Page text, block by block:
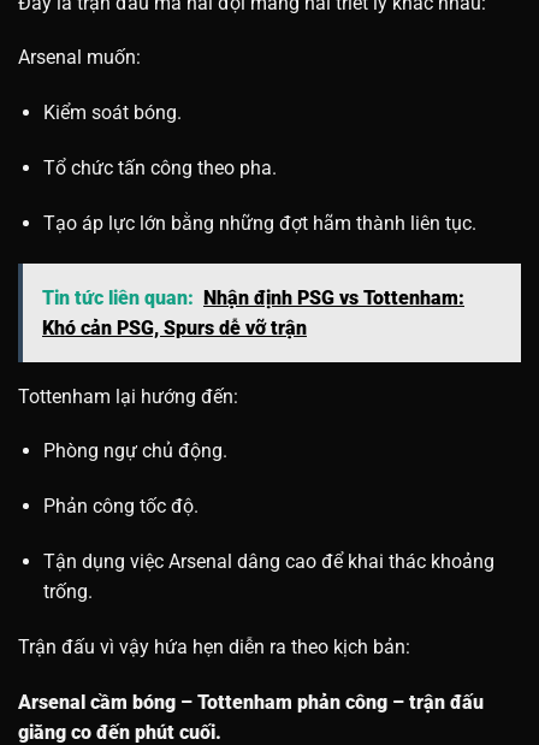
Arsenal muốn:
Kiểm soát bóng.
Tổ chức tấn công theo pha.
Tạo áp lực lớn bằng những đợt hãm thành liên tục.
Tin tức liên quan: Nhận định PSG vs Tottenham:
Khó cản PSG, Spurs dễ vỡ trận
Tottenham lại hướng đến:
Phòng ngự chủ động.
Phản công tốc độ.
Tận dụng việc Arsenal dâng cao để khai thác khoảng
trống.
Trận đấu vì vậy hứa hẹn diễn ra theo kịch bản:
Arsenal cầm bóng – Tottenham phản công – trận đấu
giằng co đến phút cuối.